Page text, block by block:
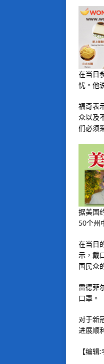
在当日
忧。他
福奇表
众以及
们必须
据美国
50个州
在当日
示，戴
国民众
雷德菲
口罩。
对于新
进展顺
【编辑: